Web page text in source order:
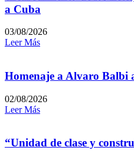
a Cuba
03/08/2026
Leer Más
Homenaje a Alvaro Balbi
02/08/2026
Leer Más
“Unidad de clase y